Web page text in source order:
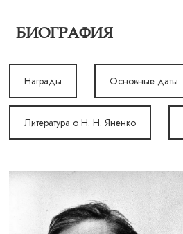
БИОГРАФИЯ
Награды Основные даты
Литература о Н. Н. Яненко